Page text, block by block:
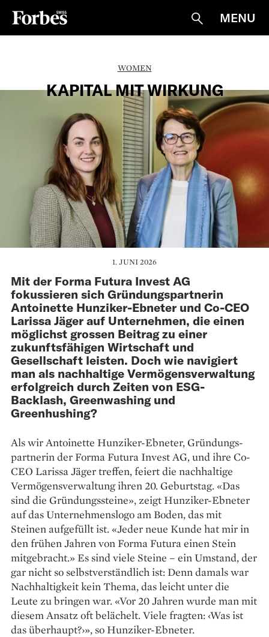
Suche
MENU
WOMEN
KAPITAL MIT WIRKUNG
1. JUNI 2026
Mit der Forma Futura Invest AG
fokussieren sich Gründungspartnerin
Antoinette Hunziker-Ebneter und Co-CEO
Larissa Jäger auf Unternehmen, die einen
möglichst grossen ­Beitrag zu einer
zukunftsfähigen Wirtschaft und
Gesellschaft ­leisten. Doch wie navigiert
man als nachhaltige Vermögens­verwaltung
erfolgreich durch Zeiten von ESG-
Backlash, Green­washing und
Greenhushing?
Als wir Antoinette Hunziker-Ebneter, Gründungs­
partnerin der Forma Futura Invest AG, und ihre Co-
CEO Larissa Jäger treffen, feiert die nachhaltige
Vermögensverwaltung ihren 20. Geburtstag. «Das
sind die Gründungssteine», zeigt Hunziker-Ebneter
auf das Unter­nehmenslogo am Boden, das mit
Steinen aufgefüllt ist. «Jeder neue Kunde hat mir in
den frühen Jahren von Forma Futura einen Stein
mitgebracht.» Es sind viele Steine – ein Umstand, der
gar nicht so selbstverständlich ist: Denn damals war
Nachhaltigkeit kein Thema, das leicht unter die
Leute zu bringen war. «Vor 20 Jahren wurde man mit
diesem Ansatz oft belächelt. Viele fragten: ‹Was ist
das überhaupt?›», so Hunziker-Ebneter.